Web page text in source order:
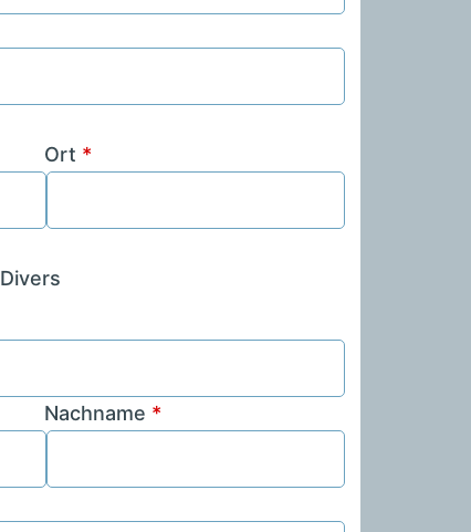
Ort *
Divers
Nachname *